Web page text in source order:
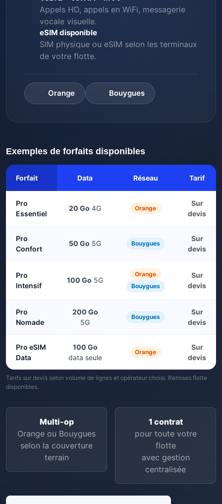
Appels HD, appels en WiFi, messagerie
vocale visuelle.
eSIM disponible
SIM physique ou eSIM selon les terminaux
de votre flotte.
Orange Bouygues
Exemples de forfaits disponibles
Forfait Data Réseau Tarif
Pro
Essentiel
20 Go 4G Orange
Sur
devis
Pro
Confort
50 Go 5G Bouygues
Sur
devis
Pro
Intensif
100 Go 5G
Orange
Bouygues
Sur
devis
Pro
Nomade
200 Go
5G
Bouygues
Sur
devis
Pro eSIM
Data
100 Go
data seule
Orange
Sur
devis
Tarifs sur devis selon volume de lignes et opérateur choisi. Remises flotte
disponibles.
Multi-op
Orange ou Bouygues
selon la couverture
terrain
1 contrat
pour toute votre
flotte
avec gestion
centralisée